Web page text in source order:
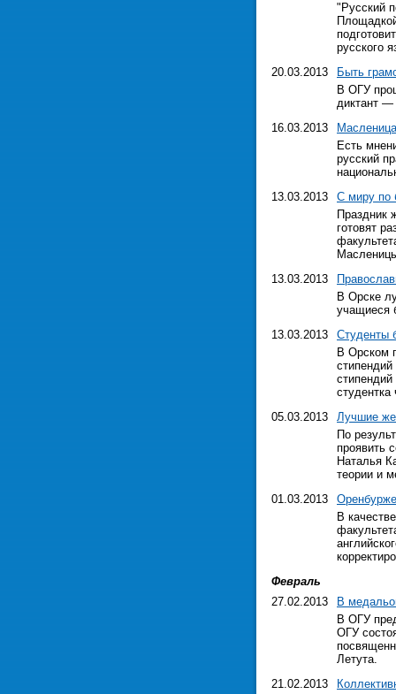
"Русский
русского
20.03.2013
Быть
В ОГУ
диктант —
16.03.2013
Есть
русский
13.03.2013
С миру по
Праздник
готовят
13.03.2013
В Орске
учащиеся
13.03.2013
Студенты
В Орском
студентка
05.03.2013
Лучшие
По
проявить
Наталья
теории и
01.03.2013
В
Февраль
27.02.2013
В
В ОГУ
ОГУ
Летута.
21.02.2013